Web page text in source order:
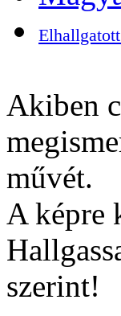
Akiben
művét.
A képre
szerint!